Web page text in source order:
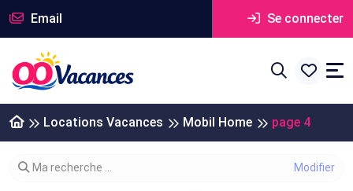
Email Se connecter
Locations Vacances Mobil Home page 4
Modifier votre recherche
Ma recherche ...